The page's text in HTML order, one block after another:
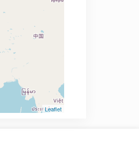
Leaflet